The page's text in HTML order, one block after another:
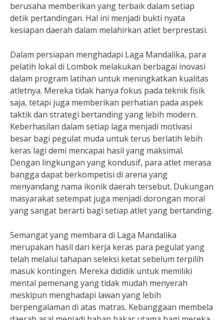
berusaha memberikan yang terbaik dalam setiap
detik pertandingan. Hal ini menjadi bukti nyata
kesiapan daerah dalam melahirkan atlet berprestasi.
Dalam persiapan menghadapi Laga Mandalika, para
pelatih lokal di Lombok melakukan berbagai inovasi
dalam program latihan untuk meningkatkan kualitas
atletnya. Mereka tidak hanya fokus pada teknik fisik
saja, tetapi juga memberikan perhatian pada aspek
taktik dan strategi bertanding yang lebih modern.
Keberhasilan dalam setiap laga menjadi motivasi
besar bagi pegulat muda untuk terus berlatih lebih
keras lagi demi mencapai hasil yang maksimal.
Dengan lingkungan yang kondusif, para atlet merasa
bangga dapat berkompetisi di arena yang
menyandang nama ikonik daerah tersebut. Dukungan
masyarakat setempat juga menjadi dorongan moral
yang sangat berarti bagi setiap atlet yang bertanding.
Semangat yang membara di Laga Mandalika
merupakan hasil dari kerja keras para pegulat yang
telah melalui tahapan seleksi ketat sebelum terpilih
masuk kontingen. Mereka dididik untuk memiliki
mental pemenang yang tidak mudah menyerah
meskipun menghadapi lawan yang lebih
berpengalaman di atas matras. Kebanggaan membela